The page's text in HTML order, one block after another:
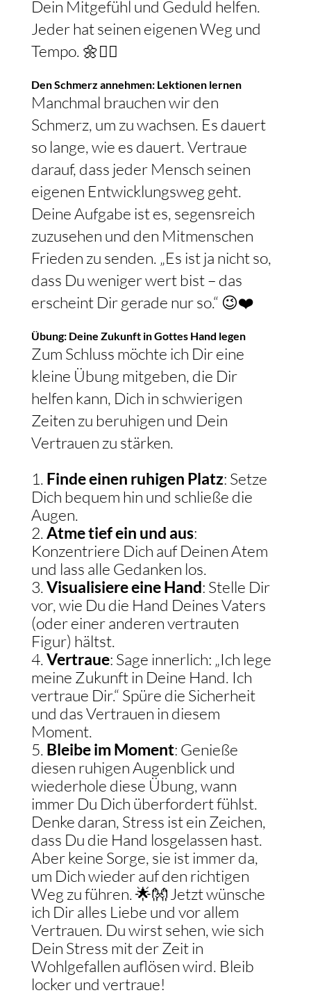
Dein Mitgefühl und Geduld helfen.
Jeder hat seinen eigenen Weg und
Tempo. 🌼🤷‍♀️
Den Schmerz annehmen: Lektionen lernen
Manchmal brauchen wir den
Schmerz, um zu wachsen. Es dauert
so lange, wie es dauert. Vertraue
darauf, dass jeder Mensch seinen
eigenen Entwicklungsweg geht.
Deine Aufgabe ist es, segensreich
zuzusehen und den Mitmenschen
Frieden zu senden. „Es ist ja nicht so,
dass Du weniger wert bist – das
erscheint Dir gerade nur so.“ 😉❤️
Übung: Deine Zukunft in Gottes Hand legen
Zum Schluss möchte ich Dir eine
kleine Übung mitgeben, die Dir
helfen kann, Dich in schwierigen
Zeiten zu beruhigen und Dein
Vertrauen zu stärken.
Finde einen ruhigen Platz: Setze
Dich bequem hin und schließe die
Augen.
Atme tief ein und aus:
Konzentriere Dich auf Deinen Atem
und lass alle Gedanken los.
Visualisiere eine Hand: Stelle Dir
vor, wie Du die Hand Deines Vaters
(oder einer anderen vertrauten
Figur) hältst.
Vertraue: Sage innerlich: „Ich lege
meine Zukunft in Deine Hand. Ich
vertraue Dir.“ Spüre die Sicherheit
und das Vertrauen in diesem
Moment.
Bleibe im Moment: Genieße
diesen ruhigen Augenblick und
wiederhole diese Übung, wann
immer Du Dich überfordert fühlst.
Denke daran, Stress ist ein Zeichen,
dass Du die Hand losgelassen hast.
Aber keine Sorge, sie ist immer da,
um Dich wieder auf den richtigen
Weg zu führen. 🌟👐 Jetzt wünsche
ich Dir alles Liebe und vor allem
Vertrauen. Du wirst sehen, wie sich
Dein Stress mit der Zeit in
Wohlgefallen auflösen wird. Bleib
locker und vertraue!